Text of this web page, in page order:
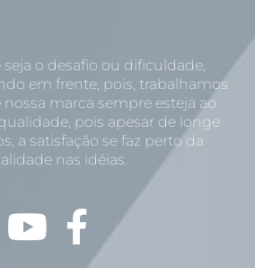
o desafio ou dificuldade,
em frente, pois, trabalhamos
marca sempre esteja ao
pois apesar de longe
a satisfação se faz perto da
nas idéias.